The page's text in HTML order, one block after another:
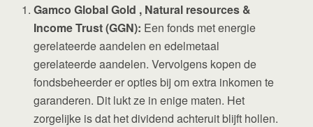
Gamco Global Gold , Natural resources &
Income Trust (GGN): Een fonds met energie
gerelateerde aandelen en edelmetaal
gerelateerde aandelen. Vervolgens kopen de
fondsbeheerder er opties bij om extra inkomen te
garanderen. Dit lukt ze in enige maten. Het
zorgelijke is dat het dividend achteruit blijft hollen.